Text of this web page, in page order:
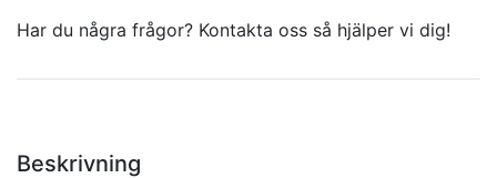
Har du några frågor? Kontakta oss så hjälper vi dig!
Beskrivning